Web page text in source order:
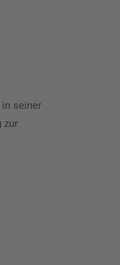
seiner
zur